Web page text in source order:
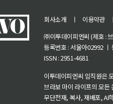
회사소개 ㅣ 이용약관
㈜이투데이피엔씨 (제호 :
등록번호 : 서울아02992 ㅣ
ISSN : 2951-4681
이투데이피엔씨 임직원은
브라보 마이 라이프의 모든
무단전재, 복사, 재배포, AI